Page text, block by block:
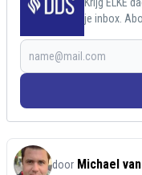
je inbox.
door Michael